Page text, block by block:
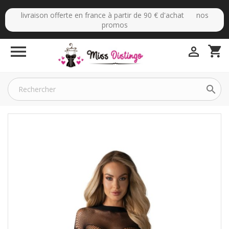
livraison offerte en france à partir de 90 € d'achat nos
promos
 shopping_cart

